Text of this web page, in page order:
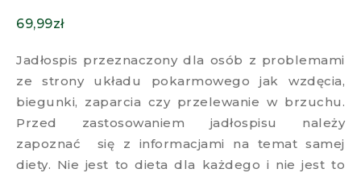
69,99zł
Jadłospis przeznaczony dla osób z problemami
ze strony układu pokarmowego jak wzdęcia,
biegunki, zaparcia czy przelewanie w brzuchu.
Przed zastosowaniem jadłospisu należy
zapoznać się z informacjami na temat samej
diety. Nie jest to dieta dla każdego i nie jest to